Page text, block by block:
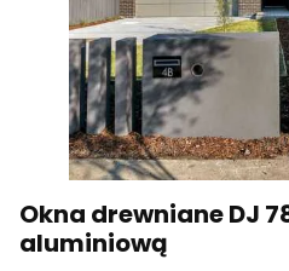
Okna drewniane DJ
aluminiową